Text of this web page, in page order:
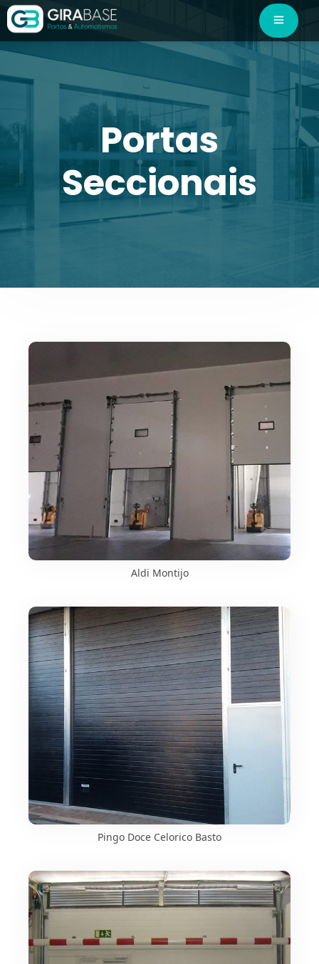
Portas
Seccionais
Aldi Montijo
Pingo Doce Celorico Basto